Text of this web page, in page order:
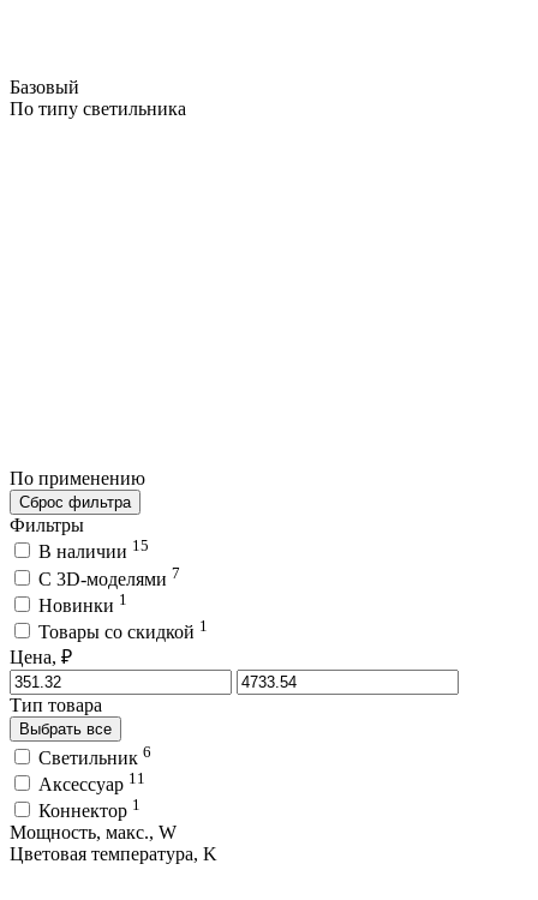
Базовый
По типу светильника
По применению
Сброс фильтра
Фильтры
В наличии 15
C 3D-моделями 7
Новинки 1
Товары со скидкой 1
Цена, ₽
Тип товара
Выбрать все
Светильник 6
Аксессуар 11
Коннектор 1
Мощность, макс., W
Цветовая температура, K